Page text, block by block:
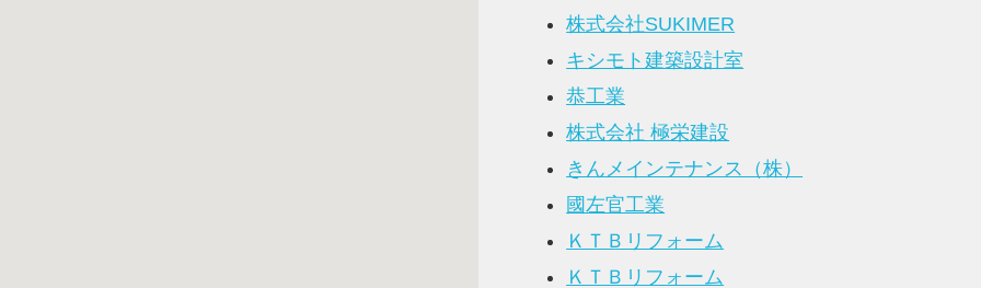
株式会社SUKIMER
キシモト建築設計室
恭工業
株式会社 極栄建設
きんメインテナンス（株）
國左官工業
ＫＴＢリフォーム
ＫＴＢリフォーム